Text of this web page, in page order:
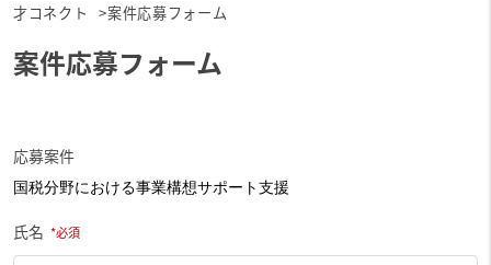
才コネクト 案件応募フォーム
案件応募フォーム
応募案件
氏名